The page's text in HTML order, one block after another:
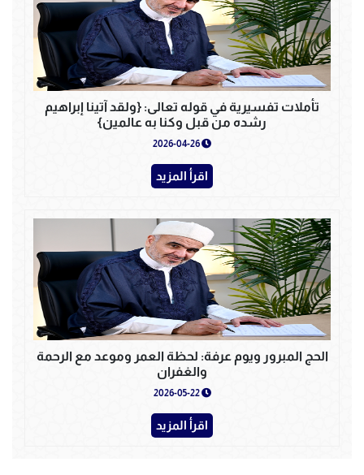
تأملات تفسيرية في قوله تعالى: {ولقد آتينا إبراهيم
رشده من قبل وكنا به عالمين}
اقرأ المزيد
الحج المبرور ويوم عرفة: لحظة العمر وموعد مع الرحمة
والغفران
2026-05-22
اقرأ المزيد